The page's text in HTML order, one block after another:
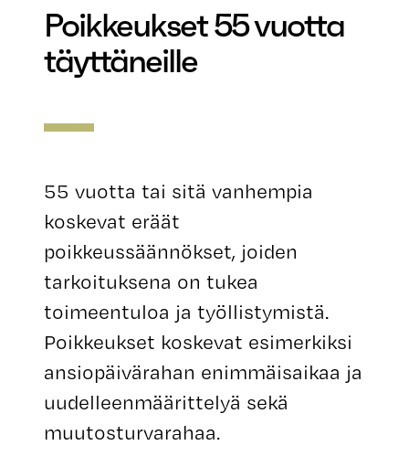
Poikkeukset 55 vuotta
täyttäneille
55 vuotta tai sitä vanhempia
koskevat eräät
poikkeussäännökset, joiden
tarkoituksena on tukea
toimeentuloa ja työllistymistä.
Poikkeukset koskevat esimerkiksi
ansiopäivärahan enimmäisaikaa ja
uudelleenmäärittelyä sekä
muutosturvarahaa.